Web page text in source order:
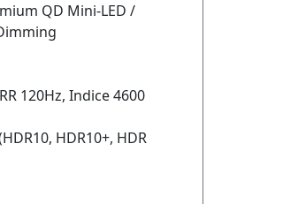
QD Mini-LED /
120Hz, Indice 4600
HDR10+, HDR